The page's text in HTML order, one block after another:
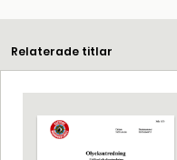
Relaterade titlar